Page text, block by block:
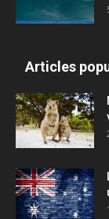
Articles